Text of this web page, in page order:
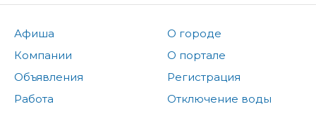
Афиша
Компании
Объявления
Работа
О городе
О портале
Регистрация
Отключение воды